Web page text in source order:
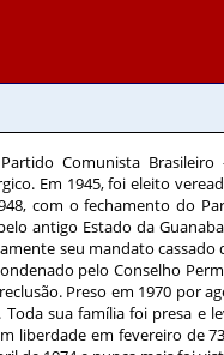
Comunista Brasileiro
Em 1945, foi eleito
com o fechamento do
antigo Estado da
seu mandato cassado
pelo Conselho
Preso em 1970 por
sua família foi presa e
liberdade em fevereiro de